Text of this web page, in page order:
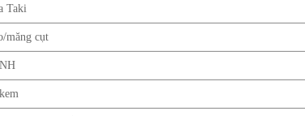
Taki
măng cụt